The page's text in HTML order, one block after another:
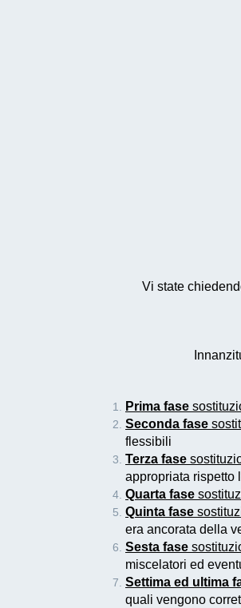
Vi state
Prima fase
Seconda fase
flessibili
Terza fase
appropriata rispetto
Quarta fase
Quinta fase
era ancorata della
Sesta fase
miscelatori ed
Settima ed ultima
quali vengono